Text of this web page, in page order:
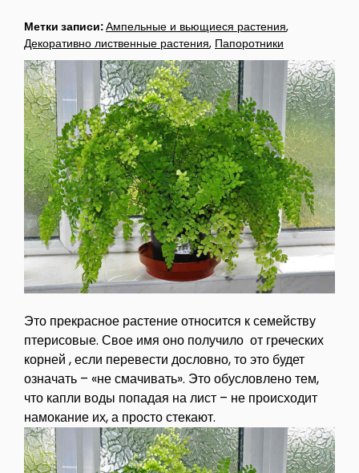
Метки записи:Ампельные и вьющиеся растения,
Декоративно лиственные растения, Папоротники
Это прекрасное растение относится к семейству
птерисовые. Свое имя оно получило от греческих
корней , если перевести дословно, то это будет
означать – «не смачивать». Это обусловлено тем,
что капли воды попадая на лист – не происходит
намокание их, а просто стекают.